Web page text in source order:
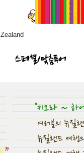
스페셜/맞춤투어